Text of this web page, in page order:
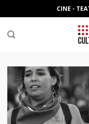
to
content
CINE -